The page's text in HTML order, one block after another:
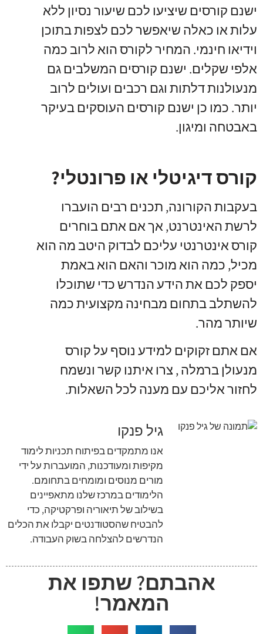
ישנם קורסים שיציעו לכם שיעור נסיון ללא
עלות או כאלה שיאפשר לכם לצפות בתוכן
וידיאו חינמי. המחיר לקורס הוא לרוב כמה
אלפי שקלים. ישנם קורסים המשלבים גם
מנעולנות דלתות וגם רכבים ועולים לרוב
יותר. כמו כן ישנם קורסים העוסקים בעיקר
באבטחה ומיגון.
קורס דיגיטלי או פרונטלי?
בעקבות הקורונה, תכנים רבים הועברו
לרשת האינטרנט,אך אם אתם בוחרים
קורס אינטרנטי עליכם לבדוק היטב מה הוא
מכיל, כמה הוא מוכר והאם הוא באמת
יספק לכם את הידע הנדרש כדי שתוכלו
להשתלב בתחום מבחינה מקצועית כמה
שיותר מהר.
אם אתם זקוקים למידע נוסף על קורס
מנעולן ברמלה, צרו איתנו קשר ונשמח
לחזור אליכם עם מענה לכל השאלות.
גיל פנקו
אנו מתמקדים בפיתוח תכניות לימוד
מקיפות ומעודכנות, המועברות על ידי
מורים מנוסים ומומחים בתחומם.
הלימודים במרכז שלנו מתאפיינים
בשילוב של תיאוריה ופרקטיקה, כדי
להבטיח שהסטודנטים יקבלו את הכלים
הנדרשים להצלחה בשוק העבודה.
אהבתם? שתפו את
המאמר!